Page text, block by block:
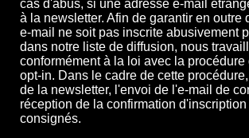
cas d'abus, si une adresse e-mail
à la newsletter. Afin de garantir en outre
e-mail ne soit pas inscrite abusivement
dans notre liste de diffusion, nous
conformément à la loi avec la
opt-in. Dans le cadre de cette
de la newsletter, l'envoi de l'e-mail de
réception de la confirmation d'inscription
consignés.